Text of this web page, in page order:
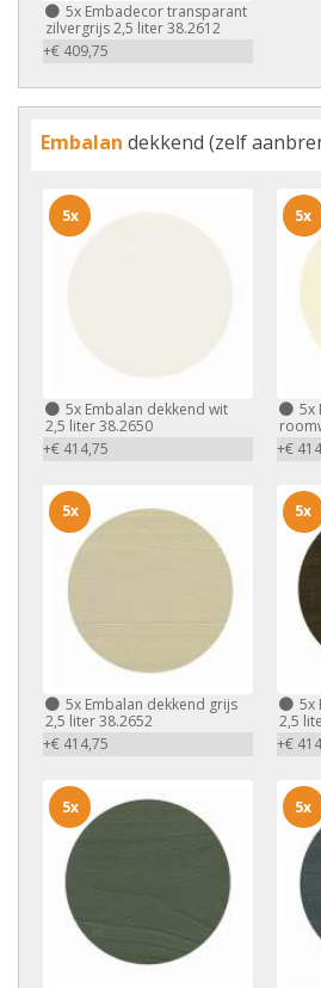
5x Embadecor transparant
zilvergrijs 2,5 liter 38.2612
+€ 409,75
Embalan dekkend (zelf
5x Embalan dekkend wit
2,5 liter 38.2650
+€ 414,75
5x
5x
+€
5x
5x Embalan dekkend grijs
2,5 liter 38.2652
+€ 414,75
5x
5x
2,5
+€
5x
5x 5x